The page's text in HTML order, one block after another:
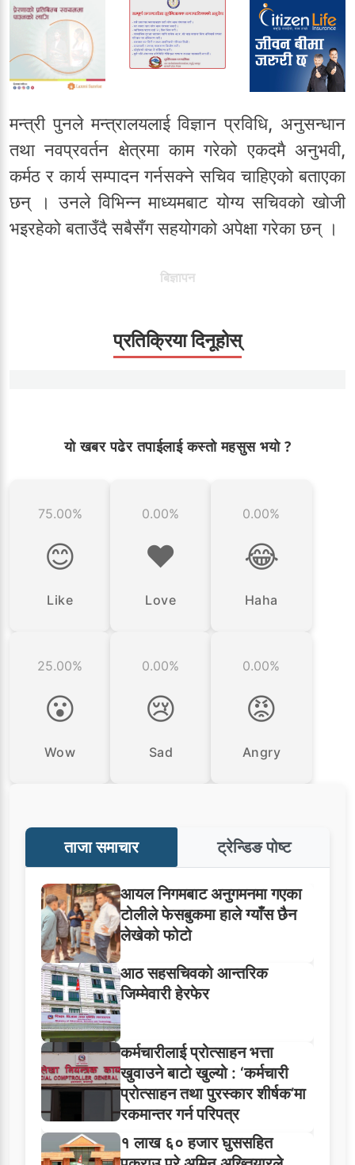
मन्त्री पुनले मन्त्रालयलाई विज्ञान प्रविधि, अनुसन्धान
तथा नवप्रवर्तन क्षेत्रमा काम गरेको एकदमै अनुभवी,
कर्मठ र कार्य सम्पादन गर्नसक्ने सचिव चाहिएको बताएका
छन् । उनले विभिन्न माध्यमबाट योग्य सचिवको खोजी
भइरहेको बताउँदै सबैसँग सहयोगको अपेक्षा गरेका छन् ।
बिज्ञापन
प्रतिक्रिया दिनूहोस्
यो खबर पढेर तपाईलाई कस्तो महसुस भयो ?
75.00%
😊
Like
0.00%
❤️
Love
0.00%
😂
Haha
25.00%
😮
Wow
0.00%
😢
Sad
0.00%
😡
Angry
ताजा समाचार ट्रेन्डिङ पोष्ट
आयल निगमबाट अनुगमनमा गएका
टोलीले फेसबुकमा हाले ग्याँस छैन
लेखेको फोटो
आठ सहसचिवको आन्तरिक
जिम्मेवारी हेरफेर
कर्मचारीलाई प्रोत्साहन भत्ता
खुवाउने बाटो खुल्यो : ‘कर्मचारी
प्रोत्साहन तथा पुरस्कार शीर्षक’मा
रकमान्तर गर्न परिपत्र
१ लाख ६० हजार घुससहित